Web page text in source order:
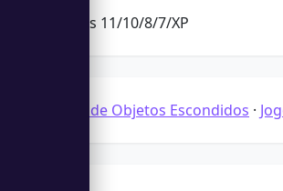
Windows 11/10/8/7/XP
Jogos de Objetos Escondidos ·